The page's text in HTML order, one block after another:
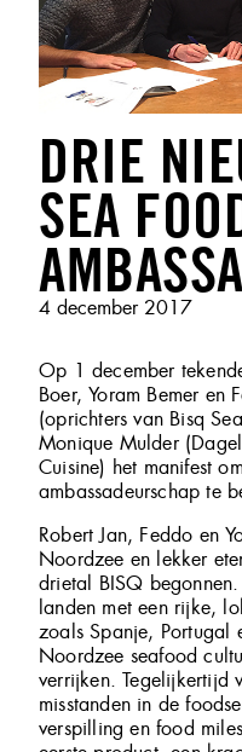
DRIE
SEA
Geplaatst
4 december 2017
Op 1 december
Boer, Yoram Bemer en
(oprichters van Bisq
Monique Mulder
Cuisine) het manifest
ambassadeurschap te
Robert Jan, Feddo en
Noordzee en lekker
drietal BISQ
landen met een rijke,
zoals Spanje, Portugal
Noordzee seafood
verrijken. Tegelijkertijd
misstanden in de
verspilling en food